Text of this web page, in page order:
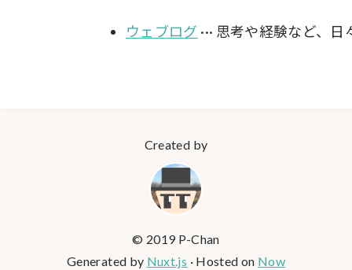
ウェブログ ··· 思考や経験など、
Created by
© 2019 P-Chan
Generated by Nuxt.js · Hosted on Now